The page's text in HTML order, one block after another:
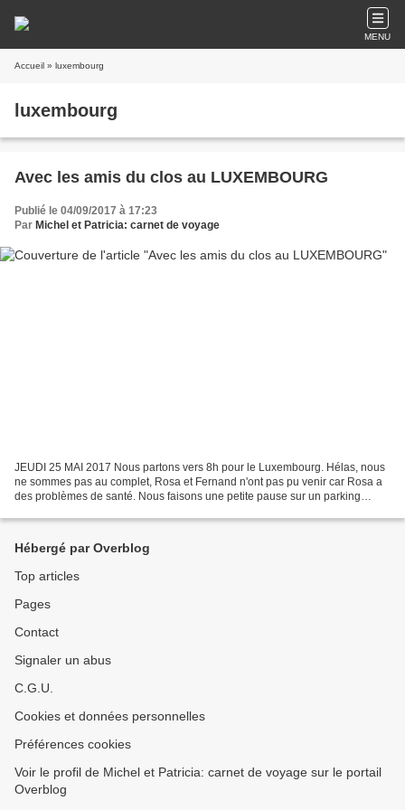
MENU
Accueil » luxembourg
luxembourg
Avec les amis du clos au LUXEMBOURG
Publié le 04/09/2017 à 17:23
Par Michel et Patricia: carnet de voyage
JEUDI 25 MAI 2017 Nous partons vers 8h pour le Luxembourg. Hélas, nous
ne sommes pas au complet, Rosa et Fernand n'ont pas pu venir car Rosa a
des problèmes de santé. Nous faisons une petite pause sur un parking
Hébergé par Overblog
Top articles
Pages
Contact
Signaler un abus
C.G.U.
Cookies et données personnelles
Préférences cookies
Voir le profil de Michel et Patricia: carnet de voyage sur le portail
Overblog